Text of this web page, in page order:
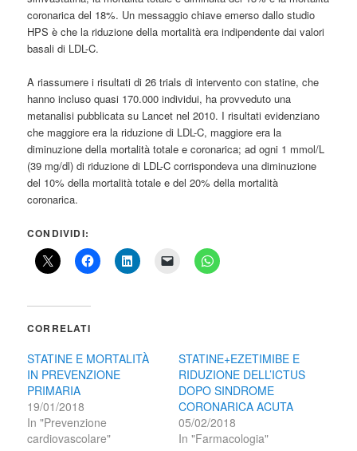
coronarica del 18%. Un messaggio chiave emerso dallo studio
HPS è che la riduzione della mortalità era indipendente dai valori
basali di LDL-C.
A riassumere i risultati di 26 trials di intervento con statine, che
hanno incluso quasi 170.000 individui, ha provveduto una
metanalisi pubblicata su Lancet nel 2010. I risultati evidenziano
che maggiore era la riduzione di LDL-C, maggiore era la
diminuzione della mortalità totale e coronarica; ad ogni 1 mmol/L
(39 mg/dl) di riduzione di LDL-C corrispondeva una diminuzione
del 10% della mortalità totale e del 20% della mortalità
coronarica.
CONDIVIDI:
CORRELATI
STATINE E MORTALITÀ
IN PREVENZIONE
PRIMARIA
19/01/2018
In "Prevenzione
cardiovascolare"
STATINE+EZETIMIBE E
RIDUZIONE DELL’ICTUS
DOPO SINDROME
CORONARICA ACUTA
05/02/2018
In "Farmacologia"